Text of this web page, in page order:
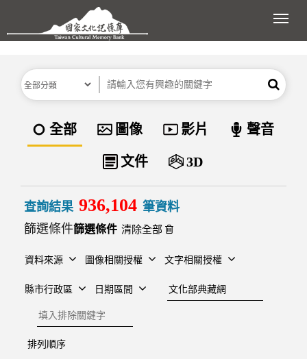
跳到主要內容區塊
展
分類 關鍵字 搜尋
資料類型
全部 圖像 影片 聲音
文件 3D
查詢結果 936,104 筆資料
篩選條件
清除全部
資料來源 圖像相關授權 文字相關授權
縣市行政區 日期區間
建檔單位
排除關鍵字
排列順序